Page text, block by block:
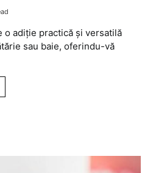
o adiție practică și versatilă
sau baie, oferindu-vă